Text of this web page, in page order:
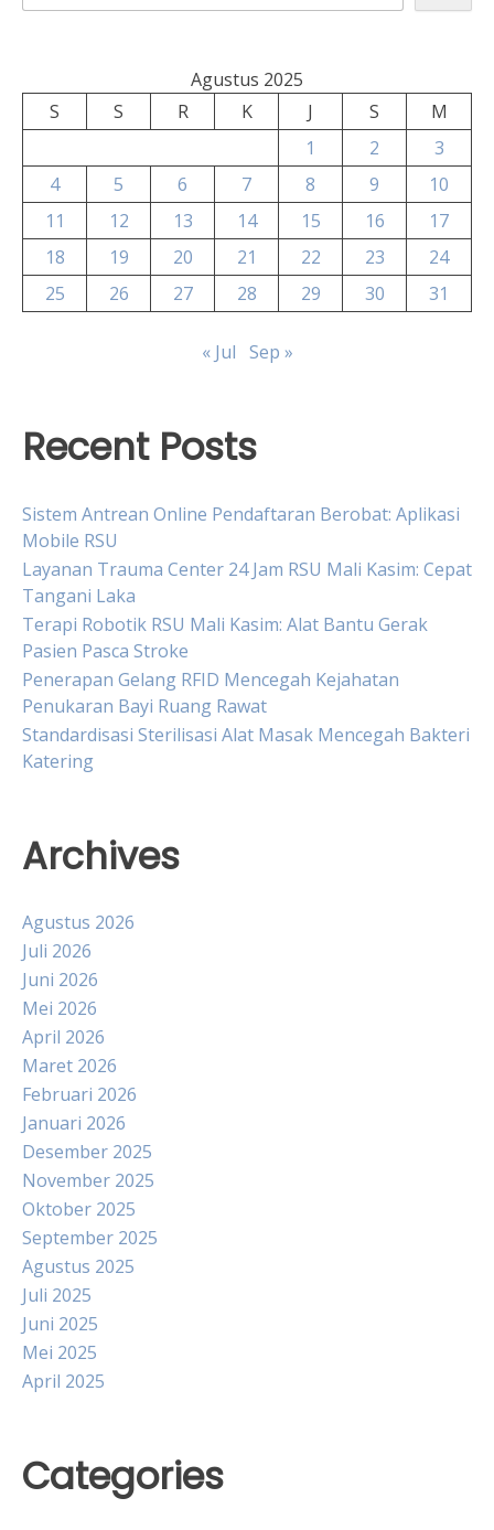
Agustus 2025
S
S R K J S
M
1
2
3
4
5 6 7 8 9
10
11
12 13 14 15 16
17
18
19 20 21 22 23
24
25
26 27 28 29 30 31
« Jul Sep »
Recent Posts
Sistem Antrean Online Pendaftaran Berobat: Aplikasi
Mobile RSU
Layanan Trauma Center 24 Jam RSU Mali Kasim: Cepat
Tangani Laka
Terapi Robotik RSU Mali Kasim: Alat Bantu Gerak
Pasien Pasca Stroke
Penerapan Gelang RFID Mencegah Kejahatan
Penukaran Bayi Ruang Rawat
Standardisasi Sterilisasi Alat Masak Mencegah Bakteri
Katering
Archives
Agustus 2026
Juli 2026
Juni 2026
Mei 2026
April 2026
Maret 2026
Februari 2026
Januari 2026
Desember 2025
November 2025
Oktober 2025
September 2025
Agustus 2025
Juli 2025
Juni 2025
Mei 2025
April 2025
Categories